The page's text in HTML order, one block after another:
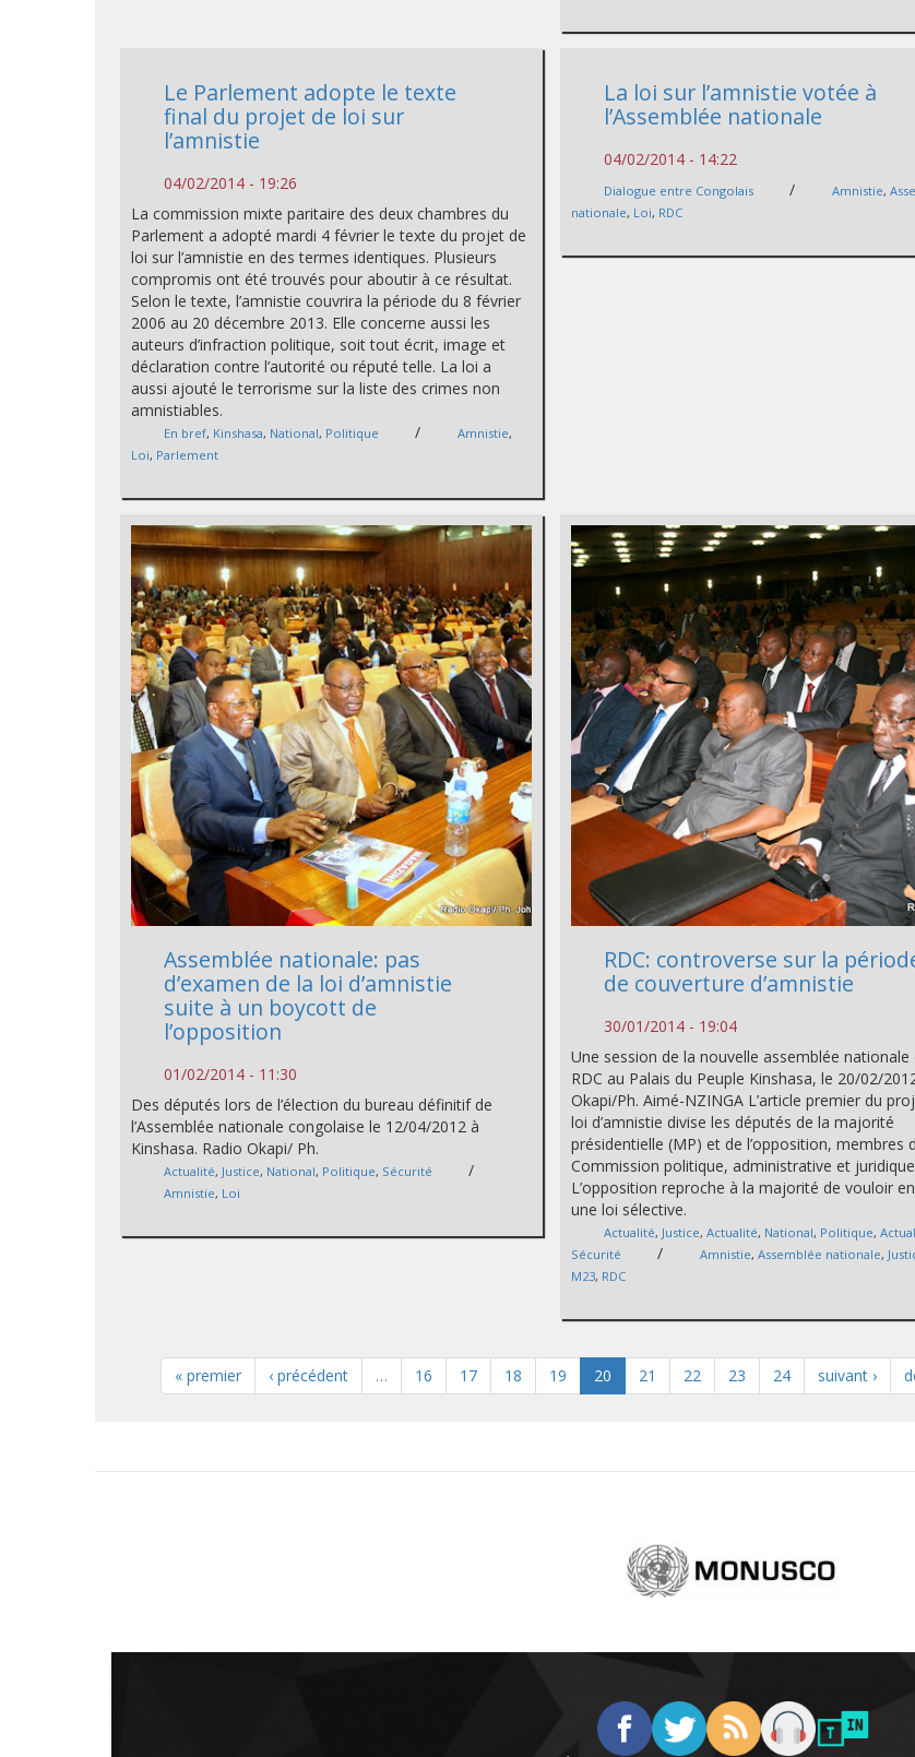
Le Parlement adopte le texte
final du projet de loi sur
l’amnistie
04/02/2014 - 19:26
La commission mixte paritaire des deux chambres du
Parlement a adopté mardi 4 février le texte du projet de
loi sur l’amnistie en des termes identiques. Plusieurs
compromis ont été trouvés pour aboutir à ce résultat.
Selon le texte, l’amnistie couvrira la période du 8 février
2006 au 20 décembre 2013. Elle concerne aussi les
auteurs d’infraction politique, soit tout écrit, image et
déclaration contre l’autorité ou réputé telle. La loi a
aussi ajouté le terrorisme sur la liste des crimes non
amnistiables.
En bref, Kinshasa, National, Politique / Amnistie,
Loi, Parlement
La loi sur l’amnistie votée à
l’Assemblée nationale
04/02/2014 - 14:22
Dialogue entre Congolais / Amnistie,
nationale, Loi, RDC
Assemblée nationale: pas
d’examen de la loi d’amnistie
suite à un boycott de
l’opposition
01/02/2014 - 11:30
Des députés lors de l’élection du bureau définitif de
l’Assemblée nationale congolaise le 12/04/2012 à
Kinshasa. Radio Okapi/ Ph.
Actualité, Justice, National, Politique, Sécurité /
Amnistie, Loi
RDC: controverse sur la
de couverture d’amnistie
30/01/2014 - 19:04
Une session de la nouvelle assemblée nationale
RDC au Palais du Peuple Kinshasa, le 20/02/
Okapi/Ph. Aimé-NZINGA L’article premier du
loi d’amnistie divise les députés de la majorité
présidentielle (MP) et de l’opposition, membres
Commission politique, administrative et juridique
L’opposition reproche à la majorité de vouloir
une loi sélective.
Actualité, Justice,Actualité, National, Politique,
Sécurité
/ Amnistie,Assemblée nationale,
M23, RDC
« premier ‹ précédent … 16 17 18 19 20 21 22 23 24 suivant ›